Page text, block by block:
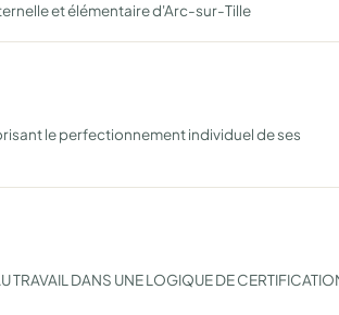
et élémentaire d'Arc-sur-Tille
le perfectionnement individuel de ses
TRAVAIL DANS UNE LOGIQUE DE